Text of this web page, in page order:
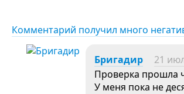
Комментарий получил много
Бригадир 21
Проверка прошла
У меня пока не